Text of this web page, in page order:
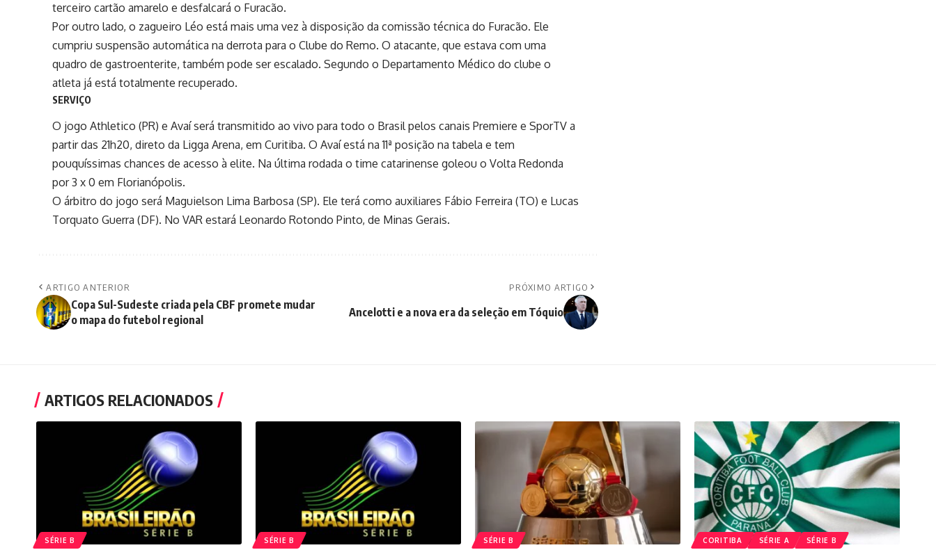
terceiro cartão amarelo e desfalcará o Furacão.
Por outro lado, o zagueiro Léo está mais uma vez à disposição da comissão técnica do Furacão. Ele
cumpriu suspensão automática na derrota para o Clube do Remo. O atacante, que estava com uma
quadro de gastroenterite, também pode ser escalado. Segundo o Departamento Médico do clube o
atleta já está totalmente recuperado.
SERVIÇO
O jogo Athletico (PR) e Avaí será transmitido ao vivo para todo o Brasil pelos canais Premiere e SporTV a
partir das 21h20, direto da Ligga Arena, em Curitiba. O Avaí está na 11ª posição na tabela e tem
pouquíssimas chances de acesso à elite. Na última rodada o time catarinense goleou o Volta Redonda
por 3 x 0 em Florianópolis.
O árbitro do jogo será Maguielson Lima Barbosa (SP). Ele terá como auxiliares Fábio Ferreira (TO) e Lucas
Torquato Guerra (DF). No VAR estará Leonardo Rotondo Pinto, de Minas Gerais.
ARTIGO ANTERIOR
Copa Sul-Sudeste criada pela CBF promete mudar
o mapa do futebol regional
PRÓXIMO ARTIGO
Ancelotti e a nova era da seleção em Tóquio
ARTIGOS RELACIONADOS
SÉRIE B SÉRIE B SÉRIE B CORITIBA SÉRIE A SÉRIE B